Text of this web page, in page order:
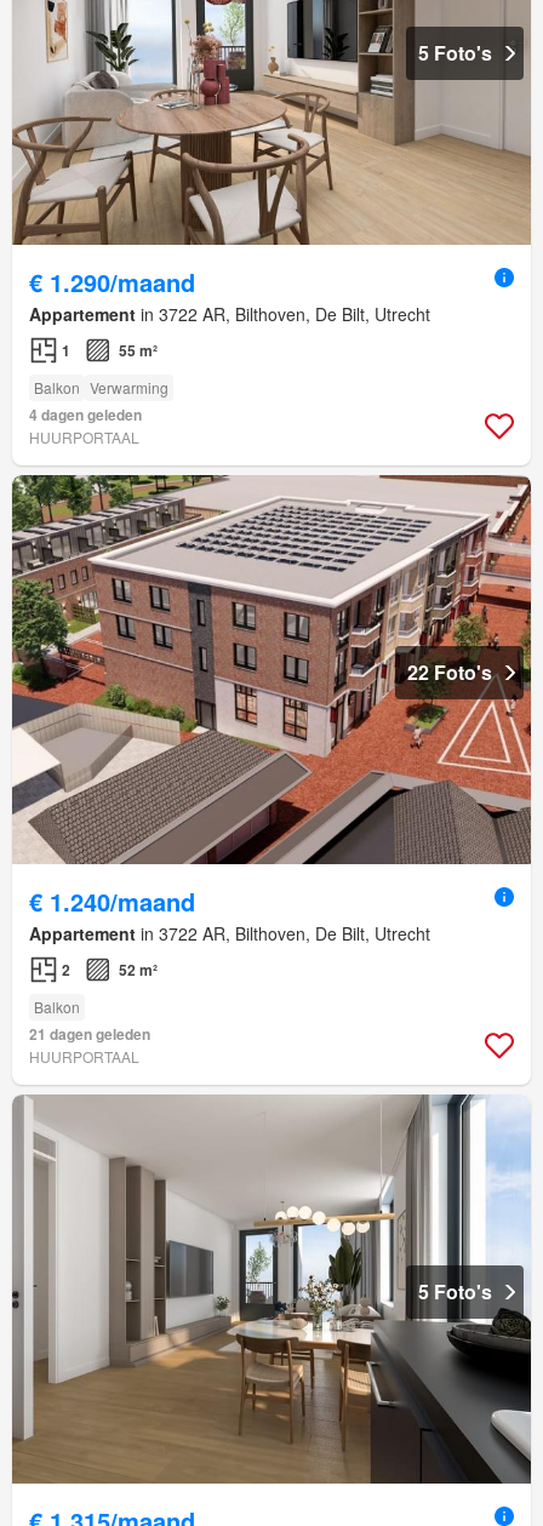
5 Foto's
€ 1.290/maand
Appartement in 3722 AR, Bilthoven, De Bilt, Utrecht
1 55 m²
Balkon Verwarming
4 dagen geleden
HUURPORTAAL
22 Foto's
€ 1.240/maand
Appartement in 3722 AR, Bilthoven, De Bilt, Utrecht
2 52 m²
Balkon
21 dagen geleden
HUURPORTAAL
5 Foto's